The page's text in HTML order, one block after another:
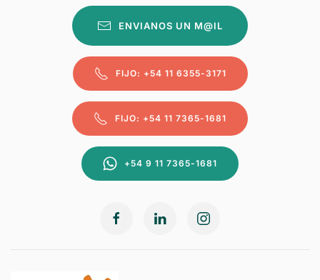
ENVIANOS UN M@IL
FIJO: +54 11 6355-3171
FIJO: +54 11 7365-1681
+54 9 11 7365-1681